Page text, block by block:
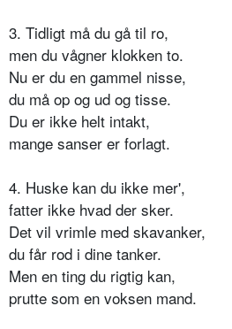
3. Tidligt må du gå til ro,
men du vågner klokken to.
Nu er du en gammel nisse,
du må op og ud og tisse.
Du er ikke helt intakt,
mange sanser er forlagt.
4. Huske kan du ikke mer',
fatter ikke hvad der sker.
Det vil vrimle med skavanker,
du får rod i dine tanker.
Men en ting du rigtig kan,
prutte som en voksen mand.